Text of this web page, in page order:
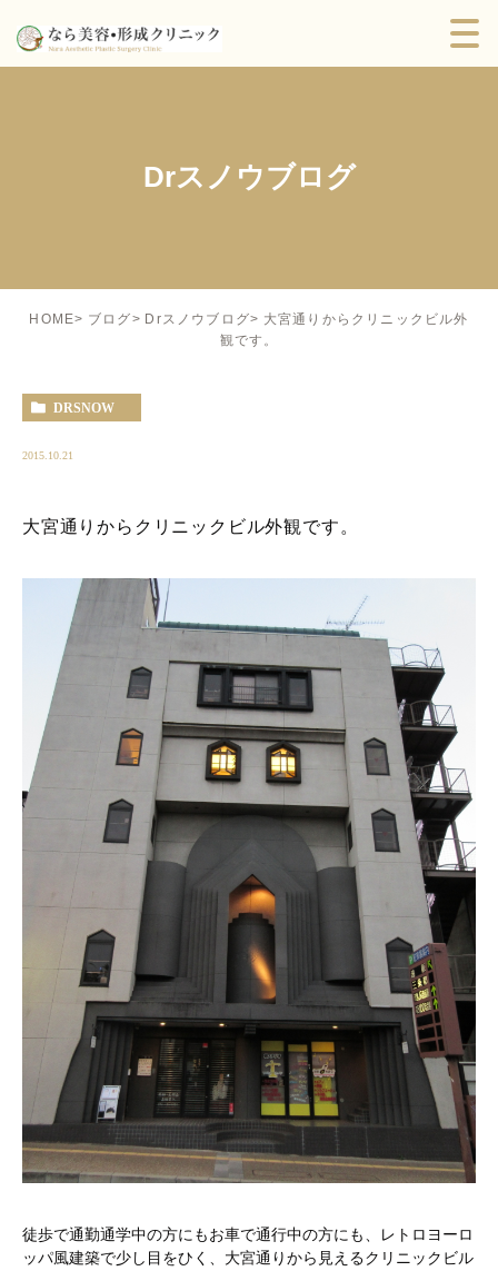
Drスノウブログ
HOME ブログ Drスノウブログ
大宮通りからクリニックビル外
観です。
DRSNOW
2015.10.21
大宮通りからクリニックビル外観です。
徒歩で通勤通学中の方にもお車で通行中の方にも、レトロヨーロ
ッパ風建築で少し目をひく、大宮通りから見えるクリニックビル